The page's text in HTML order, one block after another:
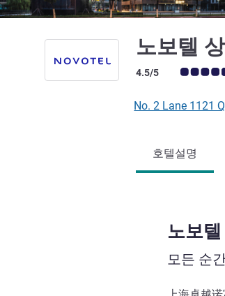
노보텔
고객 평점 (ALL 평가)
4.5/5
No. 2 Lane 1121
호텔설명
노보
모든 순